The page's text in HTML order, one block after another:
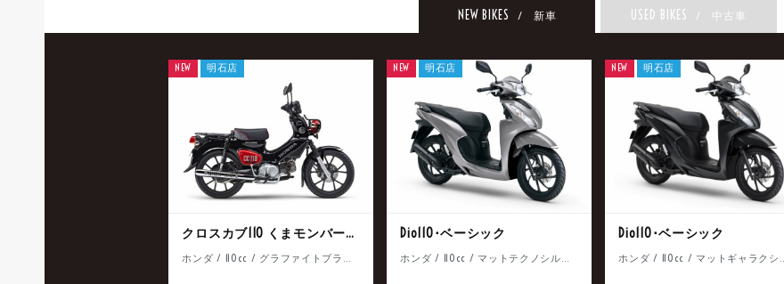
NEW BIKES / 新車 USED BIKES / 中古車
クロスカブ110 くまモンバージョン
ホンダ / 110cc / グラファイトブラック
NEW 明石店
Dio110･ベーシック
ホンダ / 110cc / マットテクノシルバーメタリック
NEW 明石店
Dio110･ベーシック
ホンダ / 110cc / マ
NEW 明石店